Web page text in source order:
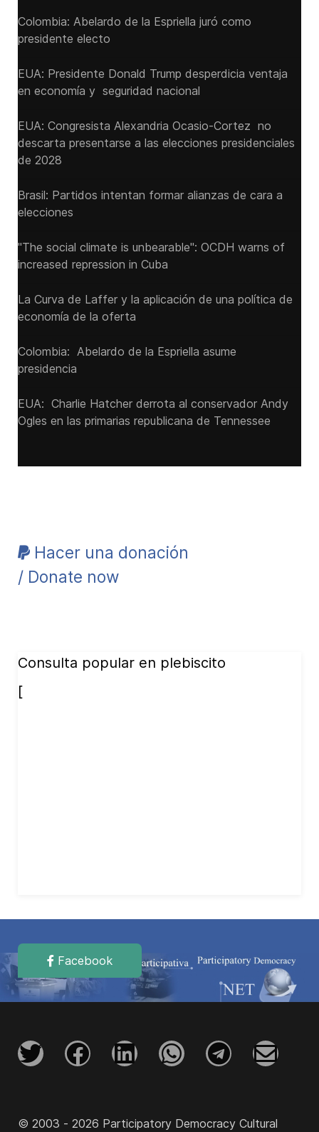
Colombia: Abelardo de la Espriella juró como
presidente electo
EUA: Presidente Donald Trump desperdicia ventaja
en economía y seguridad nacional
EUA: Congresista Alexandria Ocasio-Cortez no
descarta presentarse a las elecciones presidenciales
de 2028
Brasil: Partidos intentan formar alianzas de cara a
elecciones
"The social climate is unbearable": OCDH warns of
increased repression in Cuba
La Curva de Laffer y la aplicación de una política de
economía de la oferta
Colombia: Abelardo de la Espriella asume
presidencia
EUA: Charlie Hatcher derrota al conservador Andy
Ogles en las primarias republicana de Tennessee
Hacer una donación
/ Donate now
Consulta popular en plebiscito
[
Facebook
© 2003 - 2026 Participatory Democracy Cultural